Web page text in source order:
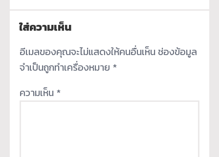
ใส่ความเห็น
อีเมลของคุณจะไม่แสดงให้คนอื่นเห็น ช่องข้อมูล
จำเป็นถูกทำเครื่องหมาย *
ความเห็น *